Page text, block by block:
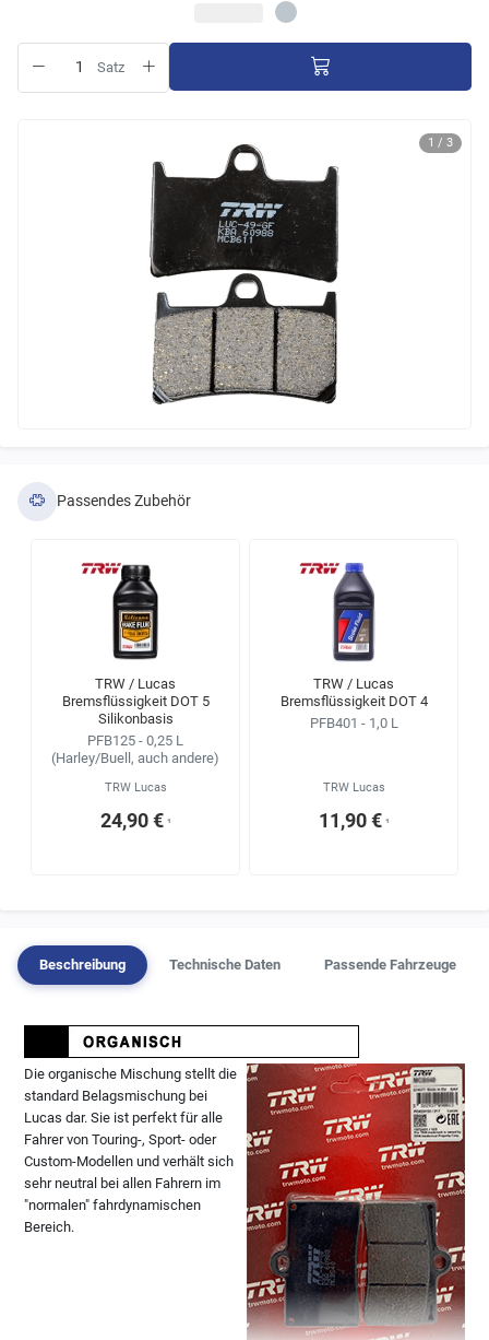
1 / 3
Satz
Passendes Zubehör
TRW / Lucas
Bremsflüssigkeit DOT 5
Silikonbasis
PFB125 - 0,25 L
(Harley/Buell, auch andere)
TRW Lucas
24,90 € ¹
TRW / Lucas
Bremsflüssigkeit DOT 4
PFB401 - 1,0 L
TRW Lucas
11,90 € ¹
Beschreibung Technische Daten Passende Fahrzeuge
Die organische Mischung stellt die
standard Belagsmischung bei
Lucas dar. Sie ist perfekt für alle
Fahrer von Touring-, Sport- oder
Custom-Modellen und verhält sich
sehr neutral bei allen Fahrern im
"normalen" fahrdynamischen
Bereich.